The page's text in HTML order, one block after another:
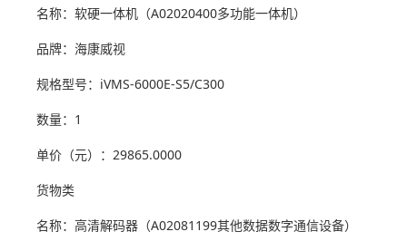
名称：软硬一体机（A02020400多功能一体机）
品牌：海康威视
规格型号：iVMS-6000E-S5/C300
数量：1
单价（元）：29865.0000
货物类
名称：高清解码器（A02081199其他数据数字通信设备）